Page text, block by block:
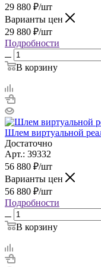
29 880 ₽/шт
Варианты цен
29 880 ₽/шт
Подробности
В корзину
Шлем виртуальной
Достаточно
Арт.: 39332
56 880 ₽/шт
Варианты цен
56 880 ₽/шт
Подробности
В корзину